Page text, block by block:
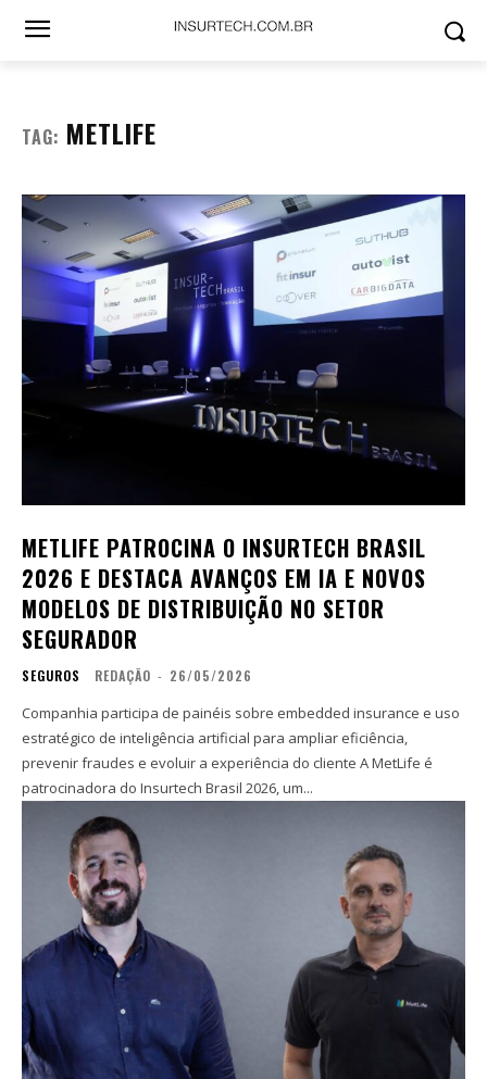
TAG: METLIFE
METLIFE PATROCINA O INSURTECH BRASIL
2026 E DESTACA AVANÇOS EM IA E NOVOS
MODELOS DE DISTRIBUIÇÃO NO SETOR
SEGURADOR
SEGUROS REDAÇÃO - 26/05/2026
Companhia participa de painéis sobre embedded insurance e uso
estratégico de inteligência artificial para ampliar eficiência,
prevenir fraudes e evoluir a experiência do cliente A MetLife é
patrocinadora do Insurtech Brasil 2026, um...